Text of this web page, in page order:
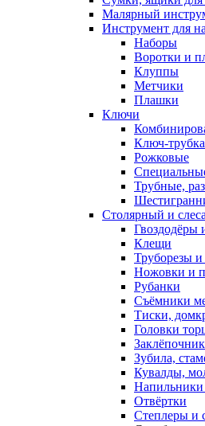
Малярный
Инструмент для
Наборы
Воротки и
Клуппы
Метчики
Плашки
Ключи
Ключ-трубка
Рожковые
Трубные,
Столярный и
Гвоздодёры
Клещи
Труборезы
Ножовки и
Рубанки
Съёмники
Тиски,
Головки
Зубила,
Кувалды,
Отвёртки
Степлеры и